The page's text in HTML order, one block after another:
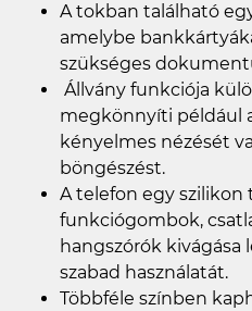
A tokban található
amelybe
szükséges
Állvány funkciója
megkönnyíti például
kényelmes nézését
böngészést.
A telefon egy szilikon
funkciógombok,
hangszórók kivágása
szabad használatát.
Többféle színben